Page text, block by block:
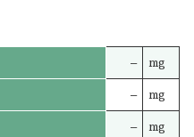
– mg
– mg
– mg